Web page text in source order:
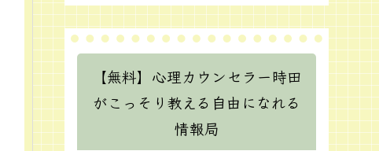
【無料】心理カウンセラー時田
がこっそり教える自由になれる
情報局